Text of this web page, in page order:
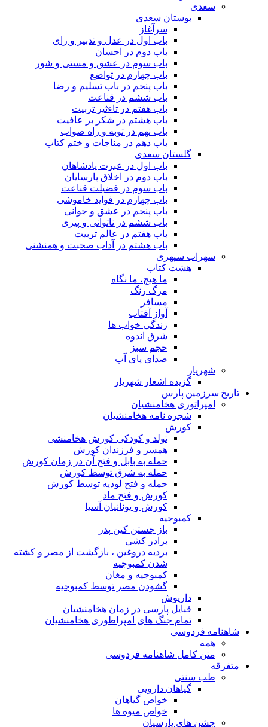
سعدی
بوستان سعدی
سرآغاز
باب اول در عدل و تدبیر و رای
باب دوم در احسان
باب سوم در عشق و مستی و شور
باب چهارم در تواضع
باب پنجم در باب تسلیم و رضا
باب ششم در قناعت
باب هفتم در تاءثیر تربیت
باب هشتم در شکر بر عافیت
باب نهم در توبه و راه صواب
باب دهم در مناجات و ختم کتاب
گلستان سعدی
باب اول در عبرت پادشاهان
باب دوم در اخلاق پارسایان
باب سوم در فضیلت قناعت
باب چهارم در فواید خاموشى
باب پنجم در عشق و جوانى
باب ششم در ناتوانى و پیرى
باب هفتم در عالم تربیت
باب هشتم در آداب صحبت و همنشنى
سهراب سپهری
هشت کتاب
ما هیچ، ما نگاه
مرگ رنگ
مسافر
آواز آفتاب
زندگی خواب ها
شرق اندوه
حجم سبز
صدای پای آب
شهریار
گزیده اشعار شهریار
تاریخ سرزمین پارس
امپراتوری هخامنشیان
شجره نامه هخامنشیان
کورش
تولد و کودکی کورش هخامنشی
همسر و فرزندان کورش
حمله به بابل و فتح آن در زمان کورش
حمله به شرق توسط کورش
حمله و فتح لودیه توسط کورش
کورش و فتح ماد
کورش و یونانیان آسیا
کمبوجیه
باز جستن کین پدر
برادر کشی
بردیه دروغین ، بازگشت از مصر و کشته
شدن کمبوجیه
کمبوجیه و مغان
گشودن مصر توسط کمبوجیه
داریوش
قبایل پارسی در زمان هخامنشیان
تمام جنگ های امپراطوری هخامنشیان
شاهنامه فردوسی
همه
متن کامل شاهنامه فردوسی
متفرقه
طب سنتی
گیاهان دارویی
خواص گیاهان
خواص میوه ها
جشن های پارسیان